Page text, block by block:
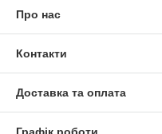
Про нас
Контакти
Доставка та оплата